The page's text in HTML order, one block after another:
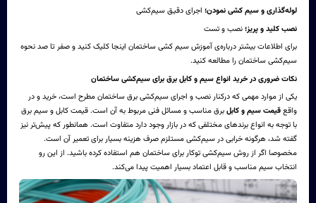
لوله‌گذاری و سیم کشی نمودن؛ اجرای دقیق سیم‌کشی
نصب کلید و پریز؛نصب و تست
برای اطلاعات بیشتر درباره‌یآموزش سیم کشی ساختمان اینجاکلیک کنید و صفر تا صد نحوه
سیم‌کشی ساختمان را مطالعه کنید.
نکات ضروری در خرید انواع سیم و کابل برق برای سیم‌کشی ساختمان
یکی از موارد مهمی که درکنار نصب و اجرای سیم‌کشی برق ساختمان مطرح است، خرید و در
واقعقیمت سیم و کابلبرق مناسب و مسائل فنی مربوط به آن است. قیمت کابل و سیم برق
با توجه به انواع برندهای مختلفی که در بازار وجود دارد متفاوت است. همانطور که پیش‌تر نیز
گفته شد، هرگونه خرابی در سیم‌کشی مستلزم صرف هزینه بسیار برای تعمیر آن است.
مخصوصا اگر از روش سیم‌کشی توکار برای ساختمان هم استفاده کرده‌ باشید. از این رو
انتخاب سیم مناسب و قابل اعتماد بسیار اهمیت پیدا می‌کند.